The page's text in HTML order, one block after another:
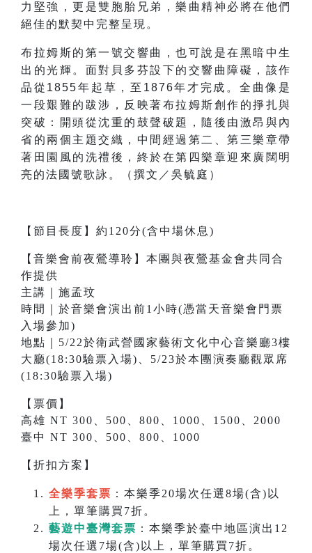
力堅強，更是雙胞胎兄弟，樂曲精神必將在他們
絕佳的默契中完整呈現。
布拉姆斯的第一號交響曲，也可說是在黑暗中生
出的光輝。面對貝多芬設下的交響曲障礙，該作
品從1855年起草，至1876年才完成。全曲像是
一段艱難的跋涉，反映著布拉姆斯創作的掙扎與
突破：開頭從沈重的鼓聲破題，隨後由激昂與內
省的兩個主題交織，中間經過第二、第三樂章帶
著田園風的洗禮後，終於在第四樂章迎來廣闊明
亮的法國號歌詠。（撰文／吳毓庭）
【節目長度】約120分(含中場休息)
【音樂會前夜鶯導聆】本團與夜鶯基金會共同合
作提供
主講｜施孟玟
時間｜於音樂會演出前1小時(憑當天音樂會門票
入場參加)
地點｜5/22於衛武營國家藝術文化中心音樂廳3樓
大廳(18:30驗票入場)、5/23於本團演奏廳觀眾席
(18:30驗票入場)
【票價】
高雄 NT 300、500、800、1000、1500、2000
臺中 NT 300、500、800、1000
【折扣方案】
全樂季套票 ：本樂季20場次任選8場(含)以
上，單筆購買7折。
藝遊中臺灣套票 ：本樂季於臺中地區演出12
場次任選7場(含)以上，單筆購買7折。